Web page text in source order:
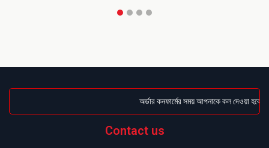
অর্ডার কনফার্মের সময় আপনাকে কল দেওয়া হবে
Contact us